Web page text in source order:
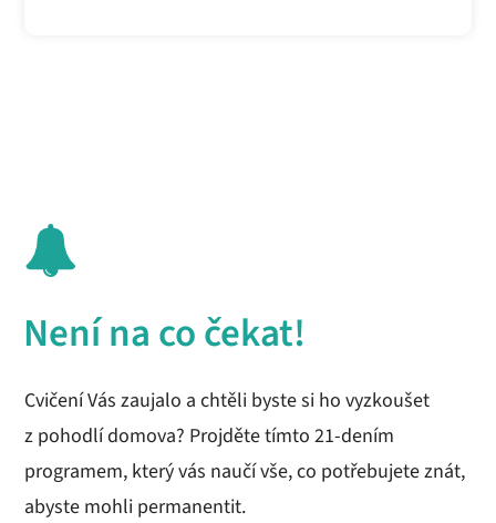
Není na co čekat!
Cvičení Vás zaujalo a chtěli byste si ho vyzkoušet
z pohodlí domova? Projděte tímto 21-dením
programem, který vás naučí vše, co potřebujete znát,
abyste mohli permanentit.